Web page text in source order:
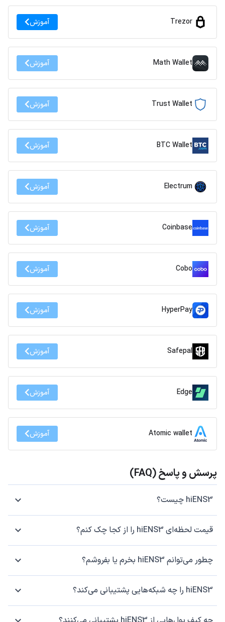
Trezor آموزش
Math Wallet آموزش
Trust Wallet آموزش
BTC Wallet آموزش
Electrum آموزش
Coinbase آموزش
Cobo آموزش
HyperPay آموزش
Safepal آموزش
Edge آموزش
Atomic wallet آموزش
پرسش و پاسخ (FAQ)
hiENS3 چیست؟
قیمت لحظه‌ای hiENS3 را از کجا چک کنم؟
چطور می‌توانم hiENS3 بخرم یا بفروشم؟
hiENS3 را چه شبکه‌هایی پشتیبانی می‌کند؟